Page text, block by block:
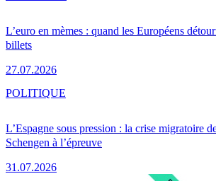
L’euro en mèmes : quand les Européens
billets
27.07.2026
L’Espagne sous pression : la crise migratoire
Schengen à l’épreuve
31.07.2026
POLITIQUE